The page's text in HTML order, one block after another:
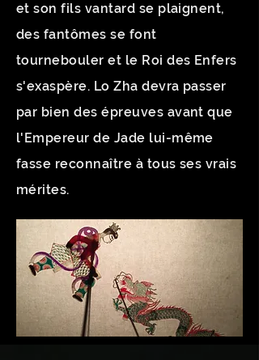
et son fils vantard se plaignent,
des fantômes se font
tournebouler et le Roi des Enfers
s'exaspère. Lo Zha devra passer
par bien des épreuves avant que
l'Empereur de Jade lui-même
fasse reconnaître à tous ses vrais
mérites.